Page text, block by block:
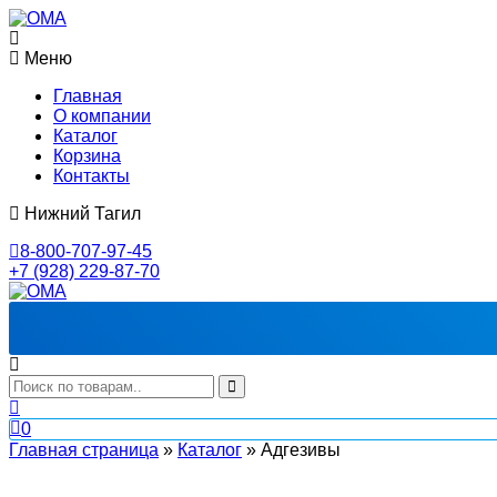
Меню
Главная
О компании
Каталог
Корзина
Контакты
Нижний Тагил
8-800-707-97-45
+7 (928) 229-87-70
0
Главная страница » Каталог » Адгезивы